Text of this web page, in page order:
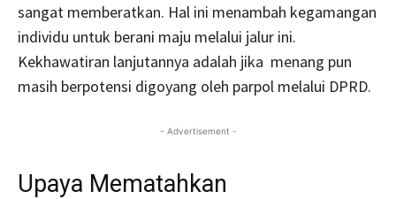
sangat memberatkan. Hal ini menambah kegamangan
individu untuk berani maju melalui jalur ini.
Kekhawatiran lanjutannya adalah jika menang pun
masih berpotensi digoyang oleh parpol melalui DPRD.
- Advertisement -
Upaya Mematahkan